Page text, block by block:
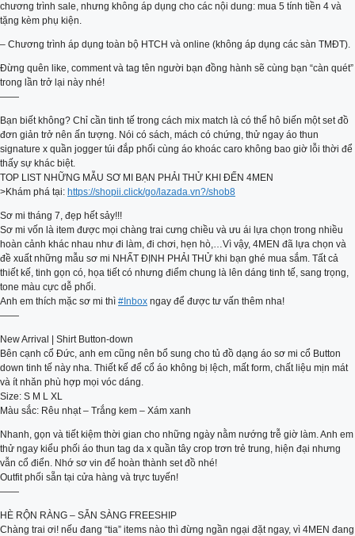
chương trình sale, nhưng không áp dụng cho các nội dung: mua 5 tính tiền 4 và
tặng kèm phụ kiện.
– Chương trình áp dụng toàn bộ HTCH và online (không áp dụng các sàn TMĐT).
Đừng quên like, comment và tag tên người bạn đồng hành sẽ cùng bạn “càn quét”
trong lần trở lại này nhé!
——
Bạn biết không? Chỉ cần tinh tế trong cách mix match là có thể hô biến một set đồ
đơn giản trở nên ấn tượng. Nói có sách, mách có chứng, thử ngay áo thun
signature x quần jogger túi đắp phối cùng áo khoác caro không bao giờ lỗi thời để
thấy sự khác biệt.
TOP LIST NHỮNG MẪU SƠ MI BẠN PHẢI THỬ KHI ĐẾN 4MEN
>Khám phá tại: https://shopii.click/go/lazada.vn?/shob8
Sơ mi tháng 7, đẹp hết sảy!!!
Sơ mi vốn là item được mọi chàng trai cưng chiều và ưu ái lựa chọn trong nhiều
hoàn cảnh khác nhau như đi làm, đi chơi, hẹn hò,…Vì vậy, 4MEN đã lựa chọn và
đề xuất những mẫu sơ mi NHẤT ĐỊNH PHẢI THỬ khi bạn ghé mua sắm. Tất cả
thiết kế, tinh gọn có, họa tiết có nhưng điểm chung là lên dáng tinh tế, sang trọng,
tone màu cực dễ phối.
Anh em thích mặc sơ mi thì #Inbox ngay để được tư vấn thêm nha!
——
New Arrival | Shirt Button-down
Bên cạnh cổ Đức, anh em cũng nên bổ sung cho tủ đồ dạng áo sơ mi cổ Button
down tinh tế này nha. Thiết kế để cổ áo không bị lệch, mất form, chất liệu mịn mát
và ít nhăn phù hợp mọi vóc dáng.
Size: S M L XL
Màu sắc: Rêu nhạt – Trắng kem – Xám xanh
Nhanh, gọn và tiết kiệm thời gian cho những ngày nằm nướng trễ giờ làm. Anh em
thử ngay kiểu phối áo thun tag da x quần tây crop trơn trẻ trung, hiện đại nhưng
vẫn cổ điển. Nhớ sơ vin để hoàn thành set đồ nhé!
Outfit phối sẵn tại cửa hàng và trực tuyến!
——
HÈ RỘN RÀNG – SẴN SÀNG FREESHIP
Chàng trai ơi! nếu đang “tia” items nào thì đừng ngần ngại đặt ngay, vì 4MEN đang